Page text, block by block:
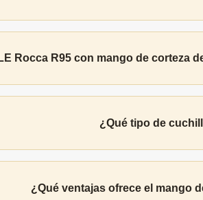
Rocca R95 con mango de corteza
¿Qué tipo de
¿Qué ventajas ofrece el mango